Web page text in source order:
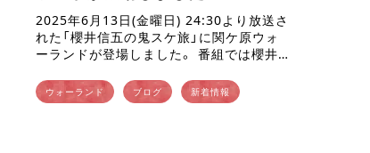
2025年6月13日(金曜日) 24:30より放送さ
れた「櫻井信五の鬼スケ旅」に関ケ原ウォ
ーランドが登場しました。 番組では櫻井
で甲冑体験をして、東軍と西軍に分かれて
ミニドラマ（？）を […]
ウォーランド ブログ 新着情報